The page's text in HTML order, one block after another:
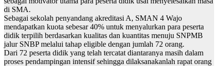
di SMA.
Sebagai sekolah penyandang akreditasi A, SMAN 4 Wajo
mendapatkan kuota sebesar 40% untuk menyalurkan para peserta
didik terpilih berdasarkan kualitas dan kuantitas menuju SNPMB
jalur SNBP melalui tahap eligible dengan jumlah 72 orang.
Dari 72 peserta didik yang telah tercatat diantaranya masih dalam
proses pendampingan intensif sehingga dilaksanakanlah rapat orang